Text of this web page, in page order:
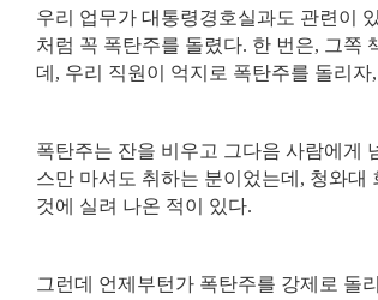
우리 업무가 대통령경호실과도 관련이
처럼 꼭 폭탄주를 돌렸다. 한 번은, 그쪽
데 , 우리 직원이 억지로 폭탄주를 돌리자,
폭탄주는 잔을 비우고 그다음 사람에게
스만 마셔도 취하는 분이었는데 , 청와대
것에 실려 나온 적이 있다.
그런데 언제부턴가 폭탄주를 강제로 돌